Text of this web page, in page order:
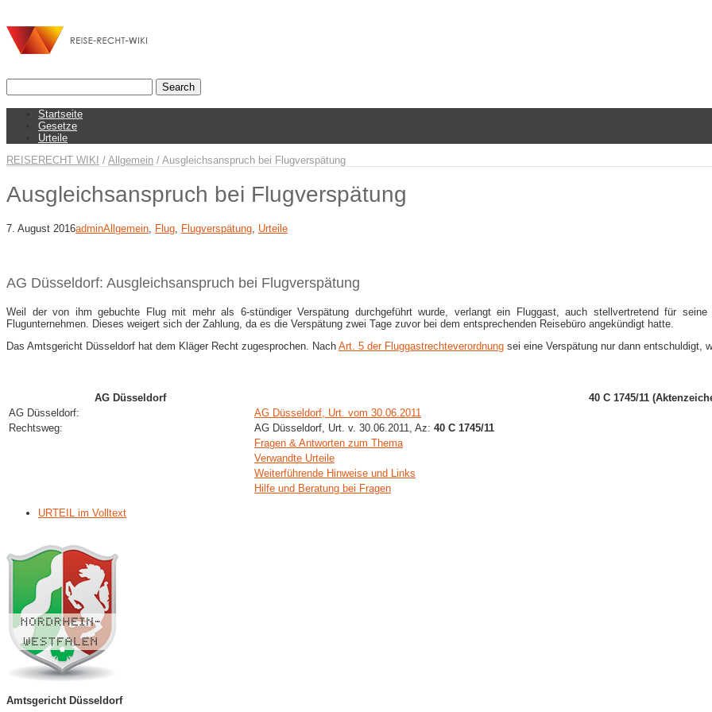
Startseite
Gesetze
Urteile
REISERECHT WIKI / Allgemein / Ausgleichsanspruch bei Flugverspätung
Ausgleichsanspruch bei Flugverspätung
7. August 2016adminAllgemein Flug Flugverspätung Urteile
AG Düsseldorf: Ausgleichsanspruch bei Flugverspätung
Weil der von ihm gebuchte Flug mit mehr als 6-stündiger Verspätung durchgeführt wurde, verlangt ein Fluggast, auch stellvertretend für
Flugunternehmen. Dieses weigert sich der Zahlung, da es die Verspätung zwei Tage zuvor bei dem entsprechenden Reisebüro angekündigt hatte.
Das Amtsgericht Düsseldorf hat dem Kläger Recht zugesprochen. Nach Art. 5 der Fluggastrechteverordnung sei eine Verspätung nur dann entschuldigt,
AG Düsseldorf
40 C 1745/11
AG Düsseldorf:
AG Düsseldorf, Urt. vom 30.06.2011
Rechtsweg:
AG Düsseldorf, Urt. v. 30.06.2011, Az: 40 C 1745/11
Fragen & Antworten zum Thema
Verwandte Urteile
Weiterführende Hinweise und Links
Hilfe und Beratung bei Fragen
URTEIL im Volltext
Amtsgericht Düsseldorf